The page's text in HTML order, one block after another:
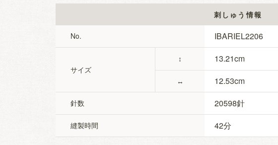
刺しゅう情報
No. IBARIEL2206
サイズ
↕
↔
13.21
12.53
針数 20598
縫製時間 42